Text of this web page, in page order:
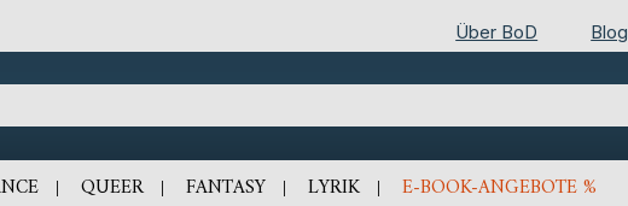
Über BoD Blog
QUEER FANTASY LYRIK E-BOOK-ANGEBOTE %